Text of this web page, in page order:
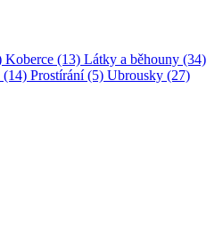
Koberce (13) Látky a běhouny (34)
(14) Prostírání (5) Ubrousky (27)